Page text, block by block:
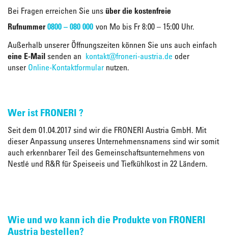
Bei Fragen erreichen Sie uns über die kostenfreie
Rufnummer 0800 – 080 000 von Mo bis Fr 8:00 – 15:00 Uhr.
Außerhalb unserer Öffnungszeiten können Sie uns auch einfach
eine E-Mail senden an kontakt@froneri-austria.de oder
unser Online-Kontaktformular nutzen.
Wer ist FRONERI ?
Seit dem 01.04.2017 sind wir die FRONERI Austria GmbH. Mit
dieser Anpassung unseres Unternehmensnamens sind wir somit
auch erkennbarer Teil des Gemeinschaftsunternehmens von
Nestlé und R&R für Speiseeis und Tiefkühlkost in 22 Ländern.
Wie und wo kann ich die Produkte von FRONERI
Austria bestellen?